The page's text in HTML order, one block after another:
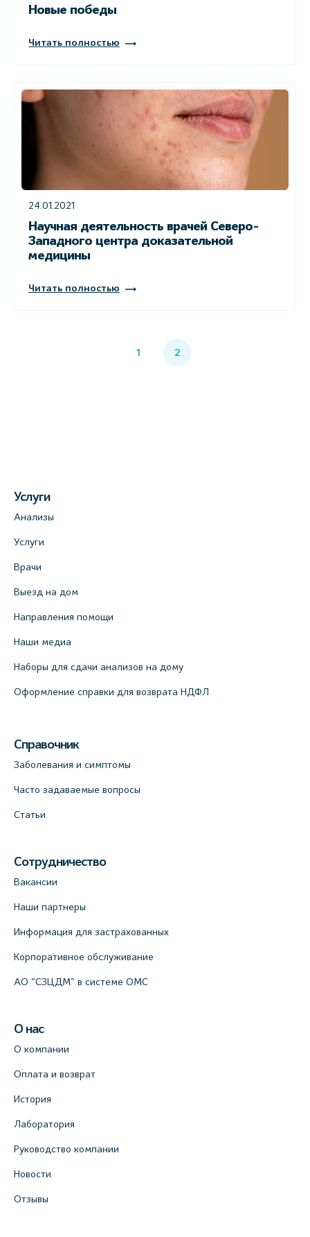
Новые победы
Читать полностью
24.01.2021
Научная деятельность врачей Северо-
Западного центра доказательной
медицины
Читать полностью
1 2
Услуги
Анализы
Услуги
Врачи
Выезд на дом
Направления помощи
Наши медиа
Наборы для сдачи анализов на дому
Оформление справки для возврата НДФЛ
Справочник
Заболевания и симптомы
Часто задаваемые вопросы
Статьи
Сотрудничество
Вакансии
Наши партнеры
Информация для застрахованных
Корпоративное обслуживание
АО "СЗЦДМ" в системе ОМС
О нас
О компании
Оплата и возврат
История
Лаборатория
Руководство компании
Новости
Отзывы